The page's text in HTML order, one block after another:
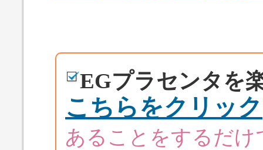
EGプラセンタを
こちらをクリック
あることをするだ